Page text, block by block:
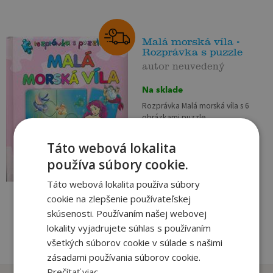
6
Malá morská víla -
Rozprávka s puzzle
autor neuvedený
Na sklade
Rozprávka Malá morská víla s 6
obrázkami puzzle....
pridať do košíka
Táto webová lokalita
používa súbory cookie.
Táto webová lokalita používa súbory
cookie na zlepšenie používateľskej
skúsenosti. Používaním našej webovej
lokality vyjadrujete súhlas s používaním
všetkých súborov cookie v súlade s našimi
zásadami používania súborov cookie.